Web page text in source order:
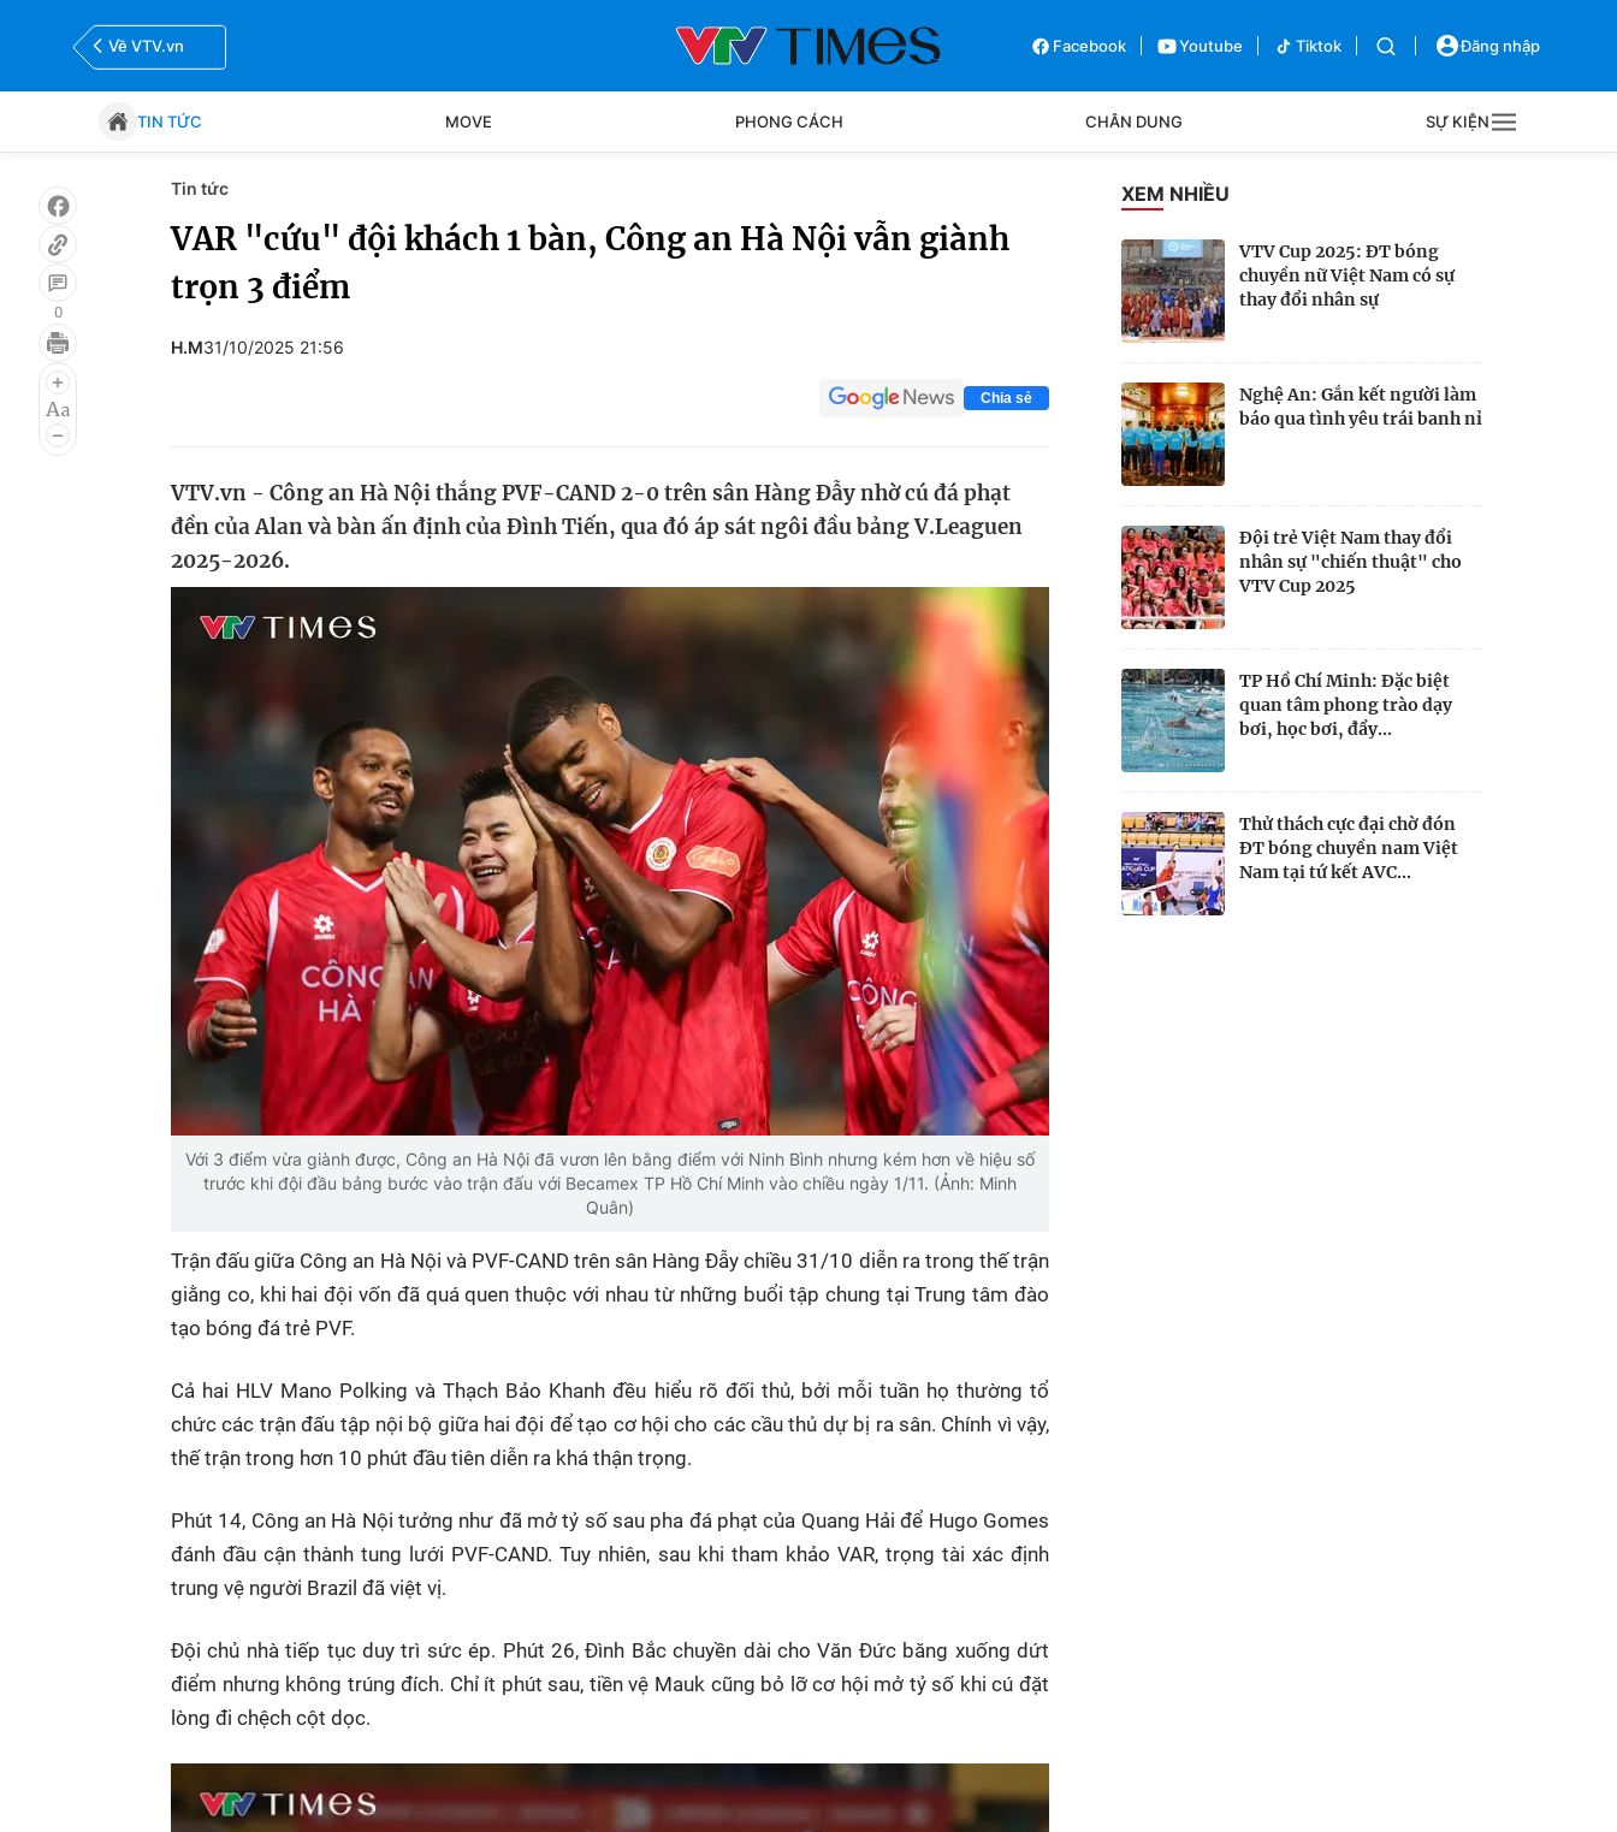
Về VTV.vn Facebook Youtube Tiktok Đăng nhập
TIN TỨC MOVE PHONG CÁCH CHÂN DUNG SỰ KIỆN
Tin tức
Bóng đá Bên lề
0
Tin tức
VAR "cứu" đội khách 1 bàn, Công an Hà Nội vẫn giành
trọn 3 điểm
H.M31/10/2025 21:56
Chia sẻ
VTV.vn - Công an Hà Nội thắng PVF-CAND 2-0 trên sân Hàng Đẫy nhờ cú đá phạt
đền của Alan và bàn ấn định của Đình Tiến, qua đó áp sát ngôi đầu bảng V.Leaguen
2025-2026.
Với 3 điểm vừa giành được, Công an Hà Nội đã vươn lên bằng điểm với Ninh Bình nhưng kém hơn về hiệu số
trước khi đội đầu bảng bước vào trận đấu với Becamex TP Hồ Chí Minh vào chiều ngày 1/11. (Ảnh: Minh
Quân)
Trận đấu giữa Công an Hà Nội và PVF-CAND trên sân Hàng Đẫy chiều 31/10 diễn ra trong thế trận
giằng co, khi hai đội vốn đã quá quen thuộc với nhau từ những buổi tập chung tại Trung tâm đào
tạo bóng đá trẻ PVF.
Cả hai HLV Mano Polking và Thạch Bảo Khanh đều hiểu rõ đối thủ, bởi mỗi tuần họ thường tổ
chức các trận đấu tập nội bộ giữa hai đội để tạo cơ hội cho các cầu thủ dự bị ra sân. Chính vì vậy,
thế trận trong hơn 10 phút đầu tiên diễn ra khá thận trọng.
Phút 14, Công an Hà Nội tưởng như đã mở tỷ số sau pha đá phạt của Quang Hải để Hugo Gomes
đánh đầu cận thành tung lưới PVF-CAND. Tuy nhiên, sau khi tham khảo VAR, trọng tài xác định
trung vệ người Brazil đã việt vị.
Đội chủ nhà tiếp tục duy trì sức ép. Phút 26, Đình Bắc chuyền dài cho Văn Đức băng xuống dứt
điểm nhưng không trúng đích. Chỉ ít phút sau, tiền vệ Mauk cũng bỏ lỡ cơ hội mở tỷ số khi cú đặt
lòng đi chệch cột dọc.
XEM NHIỀU
VTV Cup 2025: ĐT bóng
chuyền nữ Việt Nam có sự
thay đổi nhân sự
Nghệ An: Gắn kết người làm
báo qua tình yêu trái banh nỉ
Đội trẻ Việt Nam thay đổi
nhân sự "chiến thuật" cho
VTV Cup 2025
TP Hồ Chí Minh: Đặc biệt
quan tâm phong trào dạy
bơi, học bơi, đẩy...
Thử thách cực đại chờ đón
ĐT bóng chuyền nam Việt
Nam tại tứ kết AVC...